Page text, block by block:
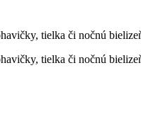
tielka či nočnú
tielka či nočnú